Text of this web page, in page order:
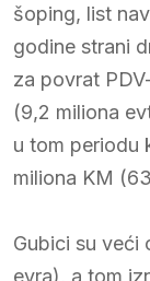
šoping, list
godine strani
za povrat
(9,2 miliona
u tom periodu
miliona KM
Gubici su veći
evra), a tom